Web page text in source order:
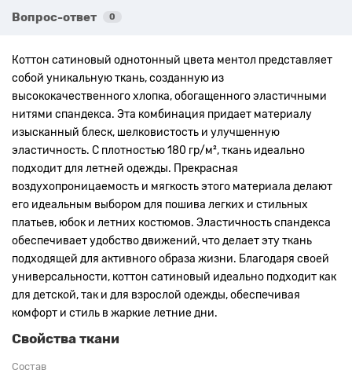
Вопрос-ответ 0
Коттон сатиновый однотонный цвета ментол представляет
собой уникальную ткань, созданную из
высококачественного хлопка, обогащенного эластичными
нитями спандекса. Эта комбинация придает материалу
изысканный блеск, шелковистость и улучшенную
эластичность. С плотностью 180 гр/м², ткань идеально
подходит для летней одежды. Прекрасная
воздухопроницаемость и мягкость этого материала делают
его идеальным выбором для пошива легких и стильных
платьев, юбок и летних костюмов. Эластичность спандекса
обеспечивает удобство движений, что делает эту ткань
подходящей для активного образа жизни. Благодаря своей
универсальности, коттон сатиновый идеально подходит как
для детской, так и для взрослой одежды, обеспечивая
комфорт и стиль в жаркие летние дни.
Свойства ткани
Состав